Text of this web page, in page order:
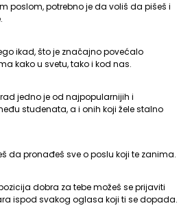
poslom, potrebno je da voliš da pišeš i
ikad, što je značajno povećalo
kako u svetu, tako i kod nas.
jedno je od najpopularnijih i
studenata, a i onih koji žele stalno
da pronađeš sve o poslu koji te zanima.
dobra za tebe možeš se prijaviti
ispod svakog oglasa koji ti se dopada.